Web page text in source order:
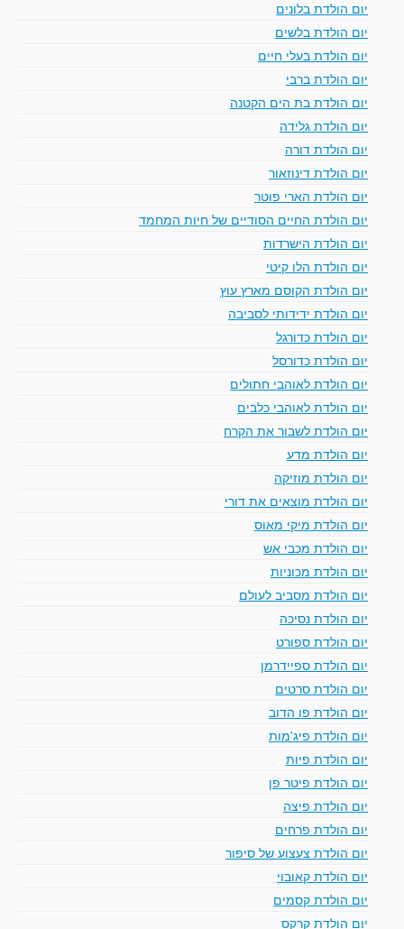
יום הולדת בלונים
יום הולדת בלשים
יום הולדת בעלי חיים
יום הולדת ברבי
יום הולדת בת הים הקטנה
יום הולדת גלידה
יום הולדת דורה
יום הולדת דינוזאור
יום הולדת הארי פוטר
יום הולדת החיים הסודיים של חיות המחמד
יום הולדת הישרדות
יום הולדת הלו קיטי
יום הולדת הקוסם מארץ עוץ
יום הולדת ידידותי לסביבה
יום הולדת כדורגל
יום הולדת כדורסל
יום הולדת לאוהבי חתולים
יום הולדת לאוהבי כלבים
יום הולדת לשבור את הקרח
יום הולדת מדע
יום הולדת מוזיקה
יום הולדת מוצאים את דורי
יום הולדת מיקי מאוס
יום הולדת מכבי אש
יום הולדת מכוניות
יום הולדת מסביב לעולם
יום הולדת נסיכה
יום הולדת ספורט
יום הולדת ספיידרמן
יום הולדת סרטים
יום הולדת פו הדוב
יום הולדת פיג'מות
יום הולדת פיות
יום הולדת פיטר פן
יום הולדת פיצה
יום הולדת פרחים
יום הולדת צעצוע של סיפור
יום הולדת קאובוי
יום הולדת קסמים
יום הולדת קרקס